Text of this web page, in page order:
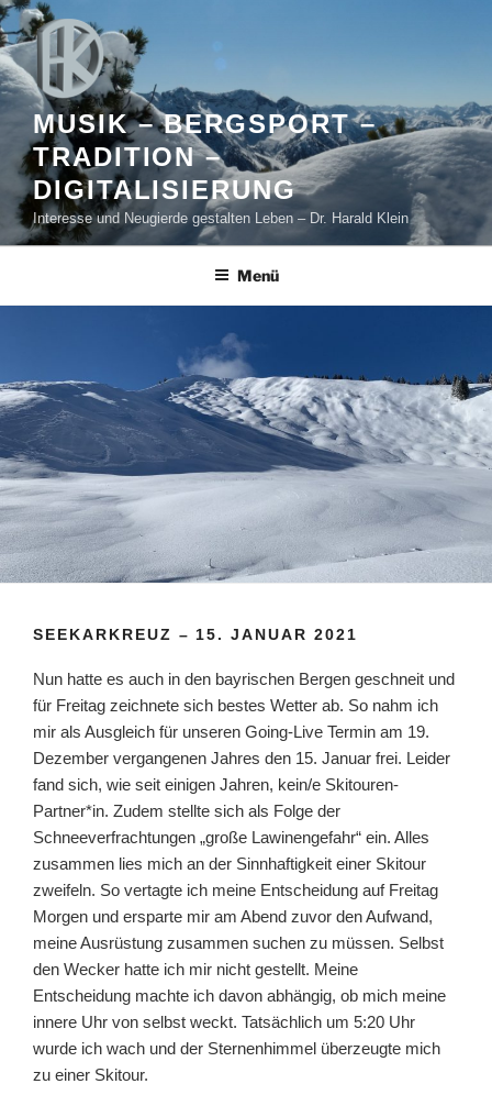
Zum
Inhalt
springen
MUSIK – BERGSPORT –
TRADITION –
DIGITALISIERUNG
Interesse und Neugierde gestalten Leben – Dr. Harald Klein
Menü
SEEKARKREUZ – 15. JANUAR 2021
Nun hatte es auch in den bayrischen Bergen geschneit und
für Freitag zeichnete sich bestes Wetter ab. So nahm ich
mir als Ausgleich für unseren Going-Live Termin am 19.
Dezember vergangenen Jahres den 15. Januar frei. Leider
fand sich, wie seit einigen Jahren, kein/e Skitouren-
Partner*in. Zudem stellte sich als Folge der
Schneeverfrachtungen „große Lawinengefahr“ ein. Alles
zusammen lies mich an der Sinnhaftigkeit einer Skitour
zweifeln. So vertagte ich meine Entscheidung auf Freitag
Morgen und ersparte mir am Abend zuvor den Aufwand,
meine Ausrüstung zusammen suchen zu müssen. Selbst
den Wecker hatte ich mir nicht gestellt. Meine
Entscheidung machte ich davon abhängig, ob mich meine
innere Uhr von selbst weckt. Tatsächlich um 5:20 Uhr
wurde ich wach und der Sternenhimmel überzeugte mich
zu einer Skitour.